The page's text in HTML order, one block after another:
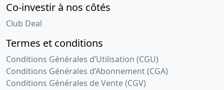
Co-investir à nos côtés
Club Deal
Termes et conditions
Conditions Générales d’Utilisation (CGU)
Conditions Générales d’Abonnement (CGA)
Conditions Générales de Vente (CGV)